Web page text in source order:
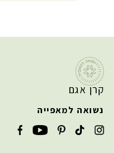
קרן אגם
נשואה למאפייה